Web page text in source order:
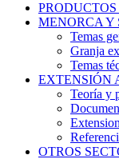
MENORCA Y
Temas
Granja
Temas
EXTENSIÓN
Teoría y
OTROS